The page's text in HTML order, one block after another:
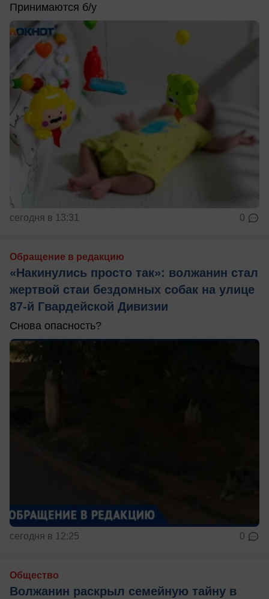
Принимаются б/у
сегодня в 13:31 0
Обращение в редакцию
«Накинулись просто так»: волжанин стал
жертвой стаи бездомных собак на улице
87-й Гвардейской Дивизии
Снова опасность?
сегодня в 12:25 0
Общество
Волжанин раскрыл семейную тайну в